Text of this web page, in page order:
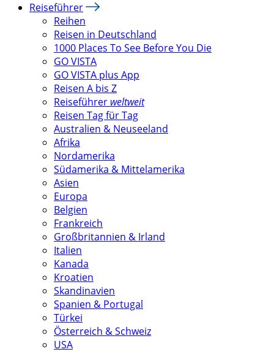
Reiseführer
Reihen
Reisen in Deutschland
1000 Places To See Before You Die
GO VISTA
GO VISTA plus App
Reisen A bis Z
Reiseführer weltweit
Reisen Tag für Tag
Australien & Neuseeland
Afrika
Nordamerika
Südamerika & Mittelamerika
Asien
Europa
Belgien
Frankreich
Großbritannien & Irland
Italien
Kanada
Kroatien
Skandinavien
Spanien & Portugal
Türkei
Österreich & Schweiz
USA